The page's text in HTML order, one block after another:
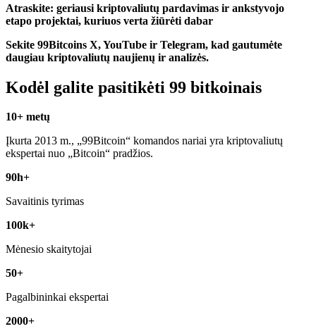
Atraskite: geriausi kriptovaliutų pardavimas ir ankstyvojo
etapo projektai, kuriuos verta žiūrėti dabar
Sekite 99Bitcoins X, YouTube ir Telegram, kad gautumėte
daugiau kriptovaliutų naujienų ir analizės.
Kodėl galite pasitikėti 99 bitkoinais
10+ metų
Įkurta 2013 m., „99Bitcoin“ komandos nariai yra kriptovaliutų
ekspertai nuo „Bitcoin“ pradžios.
90h+
Savaitinis tyrimas
100k+
Mėnesio skaitytojai
50+
Pagalbininkai ekspertai
2000+